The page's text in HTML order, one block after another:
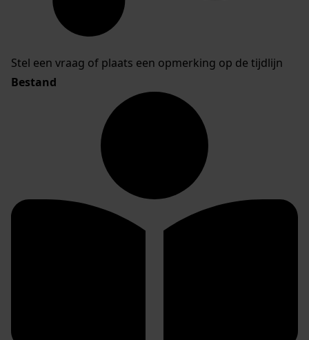
Stel een vraag of plaats een opmerking op de tijdlijn
Bestand